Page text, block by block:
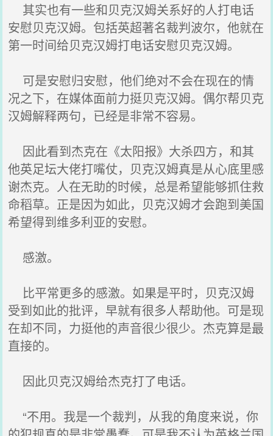
其实也有一些和贝克汉姆关系好的人打电话
安慰贝克汉姆。包括英超著名裁判波尔，他就在
第一时间给贝克汉姆打电话安慰贝克汉姆。
可是安慰归安慰，他们绝对不会在现在的情
况之下，在媒体面前力挺贝克汉姆。偶尔帮贝克
汉姆解释两句，已经是非常不容易。
因此看到杰克在《太阳报》大杀四方，和其
他英足坛大佬打嘴仗，贝克汉姆真是从心底里感
谢杰克。人在无助的时候，总是希望能够抓住救
命稻草。正是因为如此，贝克汉姆才会跑到美国
希望得到维多利亚的安慰。
感激。
比平常更多的感激。如果是平时，贝克汉姆
受到如此的批评，早就有很多人帮助他。可是现
在却不同，力挺他的声音很少很少。杰克算是最
直接的。
因此贝克汉姆给杰克打了电话。
“不用。我是一个裁判，从我的角度来说，你